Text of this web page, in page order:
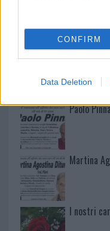
CONFIRM
Data Deletion
Mario Malu
Paolo
Martina
I nostri